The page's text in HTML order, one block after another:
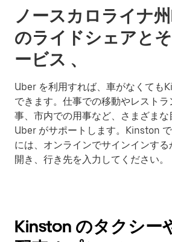
ノースカロライナ
のライドシェアと
ービス 、
Uber を利用すれば、車がなくても
できます。仕事での移動やレスト
事、市内での用事など、さまざま
Uber がサポートします。Kinston
には、オンラインでサインインす
開き、行き先を入力してください。
Kinston のタクシー